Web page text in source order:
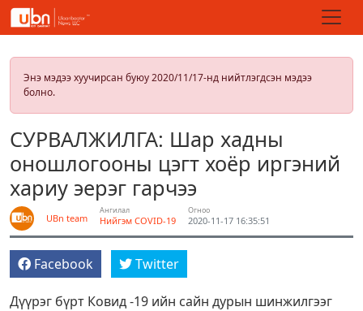
Энэ мэдээ хуучирсан буюу 2020/11/17-нд нийтлэгдсэн мэдээ
болно.
СУРВАЛЖИЛГА: Шар хадны
оношлогооны цэгт хоёр иргэний
хариу эерэг гарчээ
UBn team
Ангилал
Нийгэм COVID-19
Огноо
2020-11-17 16:35:51
Facebook Twitter
Дүүрэг бүрт Ковид -19 ийн сайн дурын шинжилгээг